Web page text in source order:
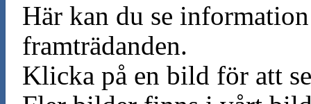
Här kan du se
framträdanden.
Klicka på en bild för att